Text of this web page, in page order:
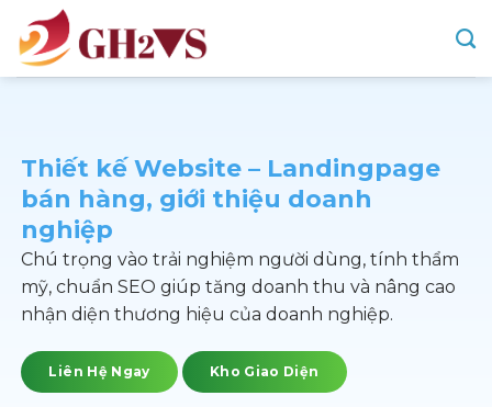
content
Thiết kế Website – Landingpage
bán hàng, giới thiệu doanh
nghiệp
Chú trọng vào trải nghiệm người dùng, tính thẩm
mỹ, chuẩn SEO giúp tăng doanh thu và nâng cao
nhận diện thương hiệu của doanh nghiệp.
Liên Hệ Ngay Kho Giao Diện